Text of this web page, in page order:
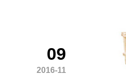
09
2016-11